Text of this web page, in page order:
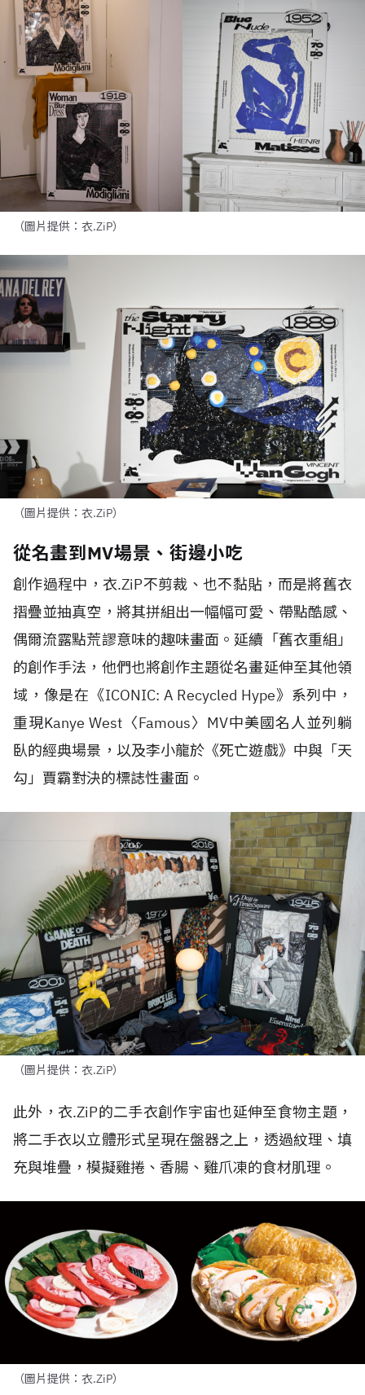
（圖片提供：衣.ZiP）
（圖片提供：衣.ZiP）
從名畫到MV場景、街邊小吃
創作過程中，衣.ZiP不剪裁、也不黏貼，而是將舊衣
摺疊並抽真空，將其拼組出一幅幅可愛、帶點酷感、
偶爾流露點荒謬意味的趣味畫面。延續「舊衣重組」
的創作手法，他們也將創作主題從名畫延伸至其他領
域，像是在《ICONIC: A Recycled Hype》系列中，
重現Kanye West 〈Famous〉 MV中美國名人並列躺
臥的經典場景，以及李小龍於《死亡遊戲》中與「天
勾」賈霸對決的標誌性畫面。
（圖片提供：衣.ZiP）
此外，衣.ZiP的二手衣創作宇宙也延伸至食物主題，
將二手衣以立體形式呈現在盤器之上，透過紋理、填
充與堆疊，模擬雞捲、香腸、雞爪凍的食材肌理。
（圖片提供：衣.ZiP）